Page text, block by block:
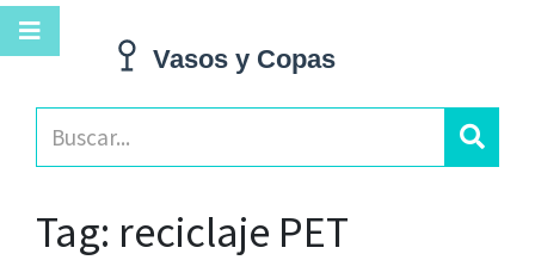
Tag: reciclaje PET